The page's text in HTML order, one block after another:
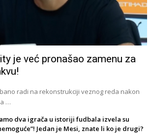
je već pronašao zamenu za
radi na rekonstrukciji veznog reda nakon
…
dva igrača u istoriji fudbala izvela su
Jedan je Mesi, znate li ko je drugi?